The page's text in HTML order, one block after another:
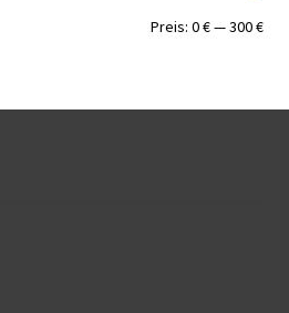
Min.
Preis:0 €—300 €